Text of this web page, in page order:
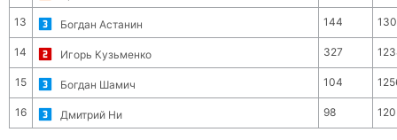
13 Богдан Астанин 144
14 Игорь Кузьменко 327
15 Богдан Шамич 104
16 Дмитрий Ни 98